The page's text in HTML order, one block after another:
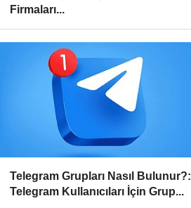
Firmaları...
Telegram Grupları Nasıl Bulunur?:
Telegram Kullanıcıları İçin Grup...